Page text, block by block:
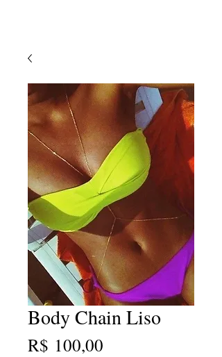
Body Chain Liso
R$ 100,00